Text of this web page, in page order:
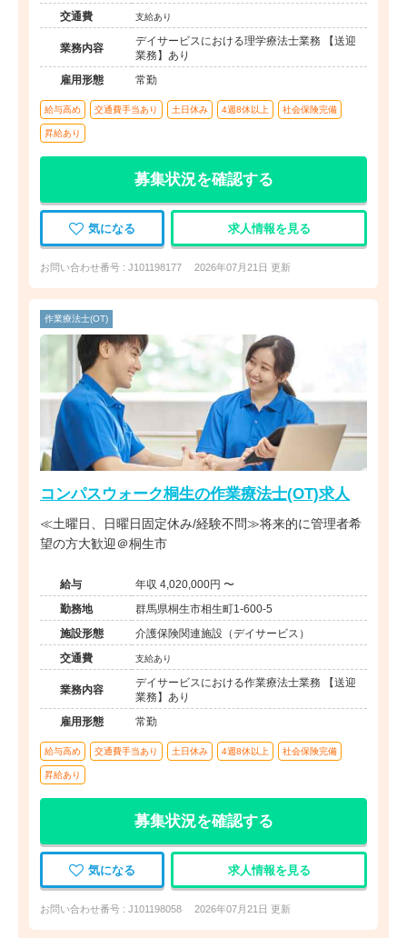
交通費
支給あり
業務内容
デイサービスにおける理学療法士業務 【送迎
業務】あり
雇用形態
常勤
給与高め 交通費手当あり 土日休み 4週8休以上 社会保険完備
昇給あり
募集状況を確認する
気になる 求人情報を見る
お問い合わせ番号 : J101198177 2026年07月21日 更新
作業療法士(OT)
コンパスウォーク桐生の作業療法士(OT)求人
≪土曜日、日曜日固定休み/経験不問≫将来的に管理者希
望の方大歓迎＠桐生市
給与
年収 4,020,000円 〜
勤務地
群馬県桐生市相生町1-600-5
施設形態
介護保険関連施設（デイサービス）
交通費
支給あり
業務内容
デイサービスにおける作業療法士業務 【送迎
業務】あり
雇用形態
常勤
給与高め 交通費手当あり 土日休み 4週8休以上 社会保険完備
昇給あり
募集状況を確認する
気になる 求人情報を見る
お問い合わせ番号 : J101198058 2026年07月21日 更新